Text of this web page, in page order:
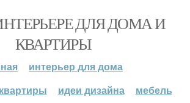
ДЛЯ ДОМА И
КВАРТИРЫ
интерьер для дома
идеи дизайна мебель